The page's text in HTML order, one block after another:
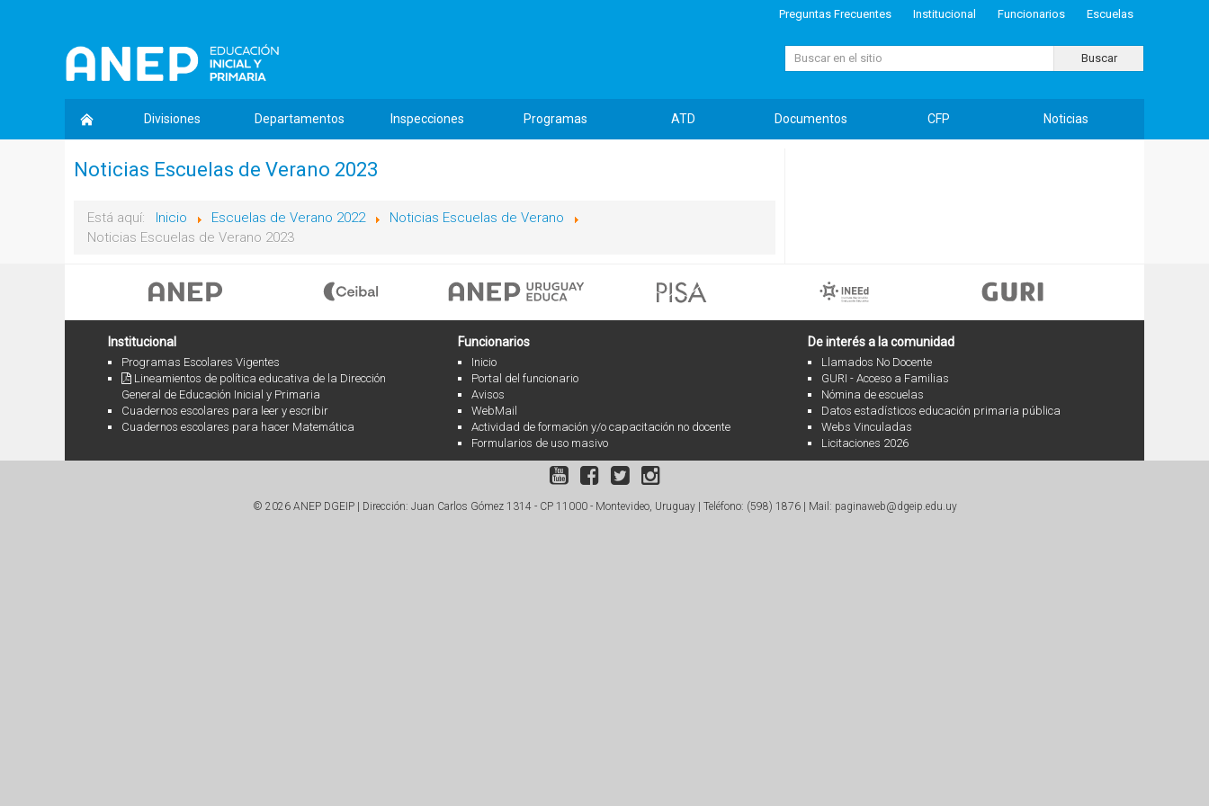
Preguntas Frecuentes Institucional Funcionarios Escuelas
Buscar... Buscar
Divisiones Departamentos Inspecciones Programas ATD Documentos CFP Noticias
Noticias Escuelas de Verano 2023
Está aquí: Inicio Escuelas de Verano 2022
Noticias Escuelas de Verano
Noticias Escuelas de Verano 2023
Institucional
Programas Escolares Vigentes
Lineamientos de política educativa de la Dirección
General de Educación Inicial y Primaria
Cuadernos escolares para leer y escribir
Cuadernos escolares para hacer Matemática
Funcionarios
Inicio
Portal del funcionario
Avisos
WebMail
Actividad de formación y/o capacitación no docente
Formularios de uso masivo
De interés a la comunidad
Llamados No Docente
GURI - Acceso a Familias
Nómina de escuelas
Datos estadísticos educación primaria pública
Webs Vinculadas
Licitaciones 2026
© 2026 ANEP DGEIP | Dirección: Juan Carlos Gómez 1314 - CP 11000 - Montevideo, Uruguay | Teléfono: (598) 1876 Mail: paginaweb@dgeip.edu.uy